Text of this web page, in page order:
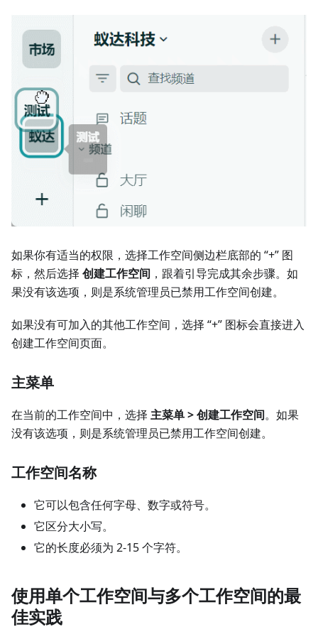
如果你有适当的权限，选择工作空间侧边栏底部的 “+” 图
标，然后选择 创建工作空间 ，跟着引导完成其余步骤。如
果没有该选项，则是系统管理员已禁用工作空间创建。
如果没有可加入的其他工作空间，选择 “+” 图标会直接进入
创建工作空间页面。
主菜单
在当前的工作空间中，选择 主菜单 > 创建工作空间。如果
没有该选项，则是系统管理员已禁用工作空间创建。
工作空间名称
它可以包含任何字母、数字或符号。
它区分大小写。
它的长度必须为 2-15 个字符。
使用单个工作空间与多个工作空间的最
佳实践